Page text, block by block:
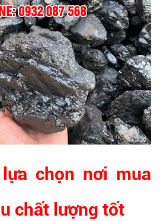
chọn nơi mua
chất lượng tốt